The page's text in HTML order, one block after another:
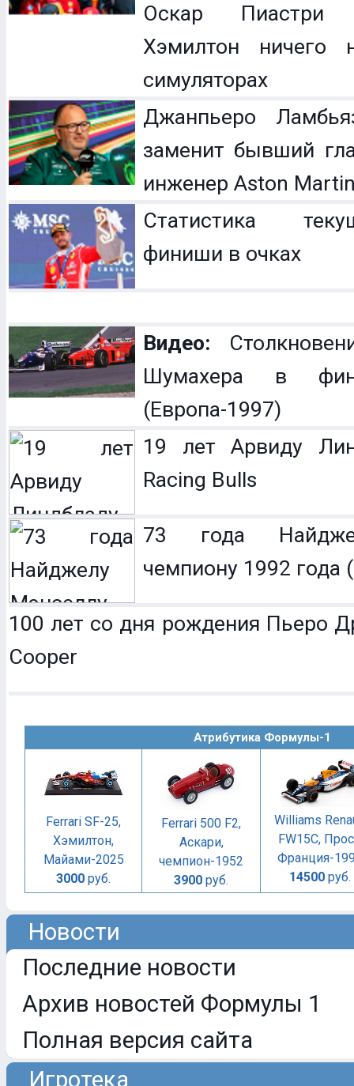
Оскар Пиастри
Хэмилтон ничего
симуляторах
Джанпьеро
заменит бывший
инженер Aston
Статистика
финиши в очках
Видео:
Шумахера в
(Европа-1997)
19 лет Арвиду
Racing Bulls
73 года
чемпиону 1992 года
100 лет со дня рождения Пьеро
Cooper
Атрибутика Формулы-1
Ferrari SF-25,
Хэмилтон,
Майами-2025
3000 руб.
Ferrari 500 F2,
Аскари,
чемпион-1952
3900 руб.
Williams
FW15C,
Франция-
14500 руб.
Новости
Последние новости
Архив новостей Формулы 1
Полная версия сайта
Игротека